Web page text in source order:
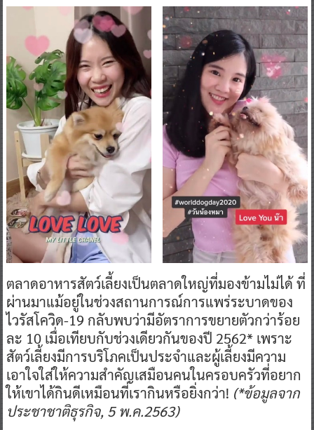
ตลาดอาหารสัตว์เลี้ยงเป็นตลาดใหญ่ที่มองข้ามไม่ได้ ที่
ผ่านมาแม้อยู่ในช่วงสถานการณ์การแพร่ระบาดของ
ไวรัสโควิด-19 กลับพบว่ามีอัตราการขยายตัวกว่าร้อย
ละ 10 เมื่อเทียบกับช่วงเดียวกันของปี 2562* เพราะ
สัตว์เลี้ยงมีการบริโภคเป็นประจำและผู้เลี้ยงมีความ
เอาใจใส่ให้ความสำคัญเสมือนคนในครอบครัวที่อยาก
ให้เขาได้กินดีเหมือนที่เรากินหรือยิ่งกว่า! (*ข้อมูลจาก
ประชาชาติธุรกิจ, 5พ.ค.2563)